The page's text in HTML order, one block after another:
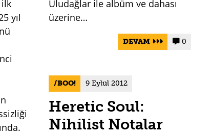
ilk
yıl
Uludağlar ile albüm ve dahası
üzerine…
DEVAM   0
BOO! 9 Eylül 2012
Heretic Soul:
Nihilist Notalar